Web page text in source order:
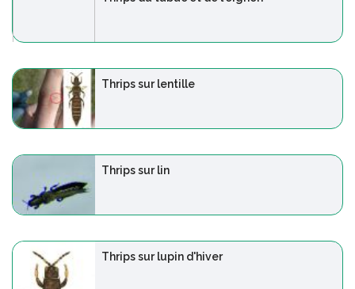
Thrips sur lentille
Thrips sur lin
Thrips sur lupin d'hiver